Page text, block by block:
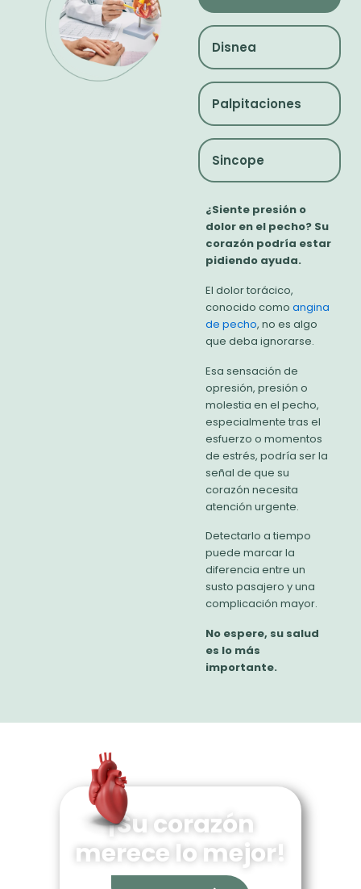
Disnea
Palpitaciones
Sincope
¿Siente presión o
dolor en el pecho? Su
corazón podría estar
pidiendo ayuda.​
El dolor torácico,
conocido como angina
de pecho, no es algo
que deba ignorarse.
Esa sensación de
opresión, presión o
molestia en el pecho,
especialmente tras el
esfuerzo o momentos
de estrés, podría ser la
señal de que su
corazón necesita
atención urgente.
Detectarlo a tiempo
puede marcar la
diferencia entre un
susto pasajero y una
complicación mayor.
No espere, su salud
es lo más
importante.
¡Su corazón
merece lo mejor!